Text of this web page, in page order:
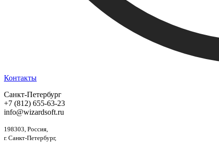
Контакты
Санкт-Петербург
+7 (812) 655-63-23
info@wizardsoft.ru
198303, Россия,
г. Санкт-Петербург,